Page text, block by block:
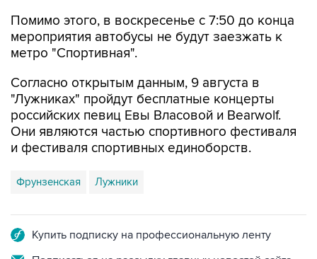
Помимо этого, в воскресенье с 7:50 до конца
мероприятия автобусы не будут заезжать к
метро "Спортивная".
Согласно открытым данным, 9 августа в
"Лужниках" пройдут бесплатные концерты
российских певиц Евы Власовой и Bearwolf.
Они являются частью спортивного фестиваля
и фестиваля спортивных единоборств.
Фрунзенская Лужники
Купить подписку на профессиональную ленту